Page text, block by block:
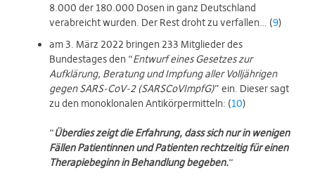
8.000 der 180.000 Dosen in ganz Deutschland
verabreicht wurden. Der Rest droht zu verfallen… (9)
am 3. März 2022 bringen 233 Mitglieder des
Bundestages den “Entwurf eines Gesetzes zur
Aufklärung, Beratung und Impfung aller Volljährigen
gegen SARS-CoV-2 (SARSCoVImpfG)” ein. Dieser sagt
zu den monoklonalen Antikörpermitteln: (10)
“Überdies zeigt die Erfahrung, dass sich nur in wenigen
Fällen Patientinnen und Patienten rechtzeitig für einen
Therapiebeginn in Behandlung begeben.“